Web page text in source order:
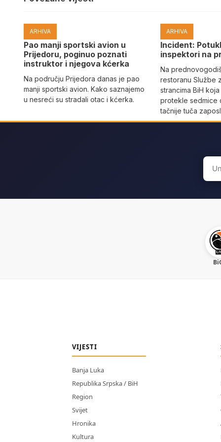
ARHIVA
Pao manji sportski avion u
Prijedoru, poginuo poznati
instruktor i njegova kćerka
Na području Prijedora danas je pao
manji sportski avion. Kako saznajemo
u nesreći su stradali otac i kćerka.
ARHIVA
Incident:
inspektori na
Na
restoranu Službe
strancima BiH
protekle sedmice
tačnije tuča
for:
VIJESTI
Banja Luka
Republika Srpska / BiH
Region
Svijet
Hronika
Kultura